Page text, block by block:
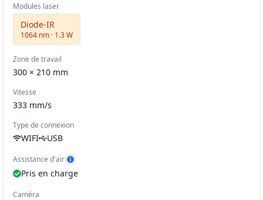
Modules laser
Diode-IR
1064 nm · 1.3 W
Zone de travail
300 × 210 mm
Vitesse
333 mm/s
Type de connexion
WIFI USB
Assistance d'air Afficher l'exemple Air Assist
Pris en charge
Caméra